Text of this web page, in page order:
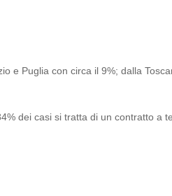
e Puglia con circa il 9%; dalla
dei casi si tratta di un contratto a